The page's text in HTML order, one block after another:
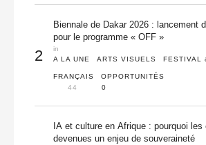
2
Biennale de Dakar 2026 : lancement
pour le programme « OFF »
in
A LA UNE
ARTS VISUELS FESTIVAL
FRANÇAIS
OPPORTUNITÉS
44
0
IA et culture en Afrique : pourquoi les
devenues un enjeu de souveraineté